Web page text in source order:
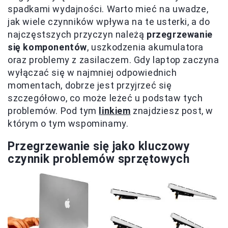
spadkami wydajności. Warto mieć na uwadze,
jak wiele czynników wpływa na te usterki, a do
najczęstszych przyczyn należą przegrzewanie
się komponentów, uszkodzenia akumulatora
oraz problemy z zasilaczem. Gdy laptop zaczyna
wyłączać się w najmniej odpowiednich
momentach, dobrze jest przyjrzeć się
szczegółowo, co może leżeć u podstaw tych
problemów. Pod tym
linkiem znajdziesz post, w
którym o tym wspominamy.
Przegrzewanie się jako kluczowy
czynnik problemów sprzętowych